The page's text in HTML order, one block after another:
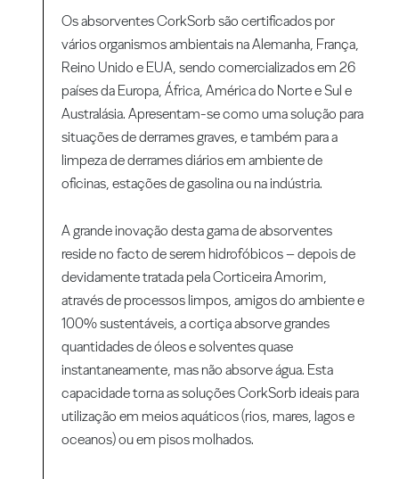
Os absorventes CorkSorb são certificados por
vários organismos ambientais na Alemanha, França,
Reino Unido e EUA, sendo comercializados em 26
países da Europa, África, América do Norte e Sul e
Australásia. Apresentam-se como uma solução para
situações de derrames graves, e também para a
limpeza de derrames diários em ambiente de
oficinas, estações de gasolina ou na indústria.
A grande inovação desta gama de absorventes
reside no facto de serem hidrofóbicos – depois de
devidamente tratada pela Corticeira Amorim,
através de processos limpos, amigos do ambiente e
100% sustentáveis, a cortiça absorve grandes
quantidades de óleos e solventes quase
instantaneamente, mas não absorve água. Esta
capacidade torna as soluções CorkSorb ideais para
utilização em meios aquáticos (rios, mares, lagos e
oceanos) ou em pisos molhados.